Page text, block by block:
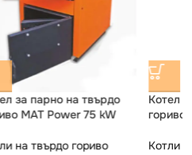
ИЗЧЕРПАНО
Котел за парно на твърдо